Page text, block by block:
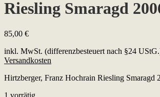
Riesling Smaragd
85,00 €
inkl. MwSt. (differenzbesteuert nach §24
Versandkosten
Hirtzberger, Franz Hochrain Riesling Smaragd
1 vorrätig